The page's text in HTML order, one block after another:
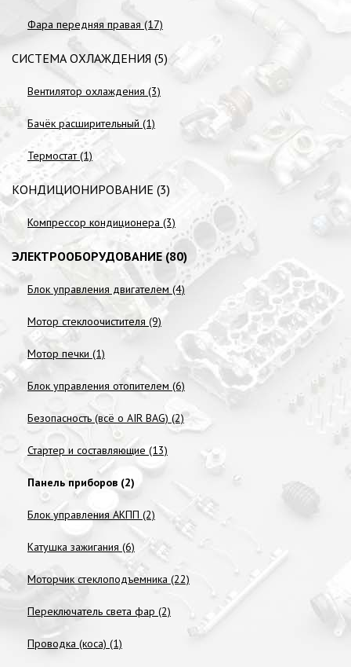
Фара передняя правая (17)
СИСТЕМА ОХЛАЖДЕНИЯ (5)
Вентилятор охлаждения (3)
Бачёк расширительный (1)
Термостат (1)
КОНДИЦИОНИРОВАНИЕ (3)
Компрессор кондиционера (3)
ЭЛЕКТРООБОРУДОВАНИЕ (80)
Блок управления двигателем (4)
Мотор стеклоочистителя (9)
Мотор печки (1)
Блок управления отопителем (6)
Безопасность (всё о AIR BAG) (2)
Стартер и составляющие (13)
Панель приборов (2)
Блок управления АКПП (2)
Катушка зажигания (6)
Моторчик стеклоподъемника (22)
Переключатель света фар (2)
Проводка (коса) (1)